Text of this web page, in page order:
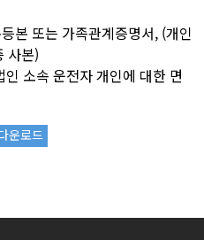
본 또는 가족관계증명서, (개인
사본)
소속 운전자 개인에 대한 면
운로드